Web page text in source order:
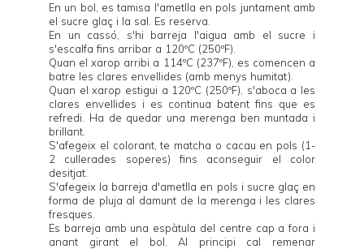
En un bol, es tamisa l'ametlla en pols juntament amb
el sucre glaç i la sal. Es reserva.
En un cassó, s'hi barreja l'aigua amb el sucre i
s'escalfa fins arribar a 120ºC (250ºF).
Quan el xarop arribi a 114ºC (237ºF), es comencen a
batre les clares envellides (amb menys humitat).
Quan el xarop estigui a 120ºC (250ºF), s'aboca a les
clares envellides i es continua batent fins que es
refredi. Ha de quedar una merenga ben muntada i
brillant.
S'afegeix el colorant, te matcha o cacau en pols (1-
2 cullerades soperes) fins aconseguir el color
desitjat.
S'afegeix la barreja d'ametlla en pols i sucre glaç en
forma de pluja al damunt de la merenga i les clares
fresques.
Es barreja amb una espàtula del centre cap a fora i
anant girant el bol. Al principi cal remenar